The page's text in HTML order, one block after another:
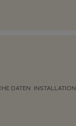
DATEN INSTALLATION